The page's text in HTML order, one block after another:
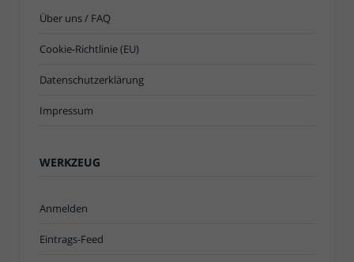
Über uns / FAQ
Cookie-Richtlinie (EU)
Datenschutzerklärung
Impressum
WERKZEUG
Anmelden
Eintrags-Feed